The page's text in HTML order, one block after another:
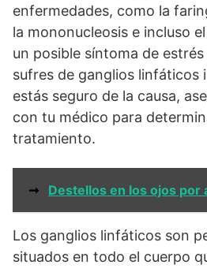
enfermedades, como la
la mononucleosis e incluso
un posible síntoma de estrés
sufres de ganglios linfáticos
estás seguro de la causa,
con tu médico para
tratamiento.
➞ Destellos en los ojos por
Los ganglios linfáticos son
situados en todo el cuerpo